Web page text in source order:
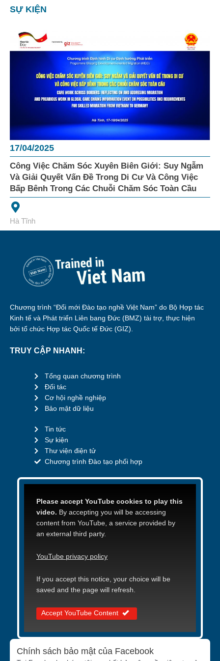
SỰ KIỆN
17/04/2025
Công Việc Chăm Sóc Xuyên Biên Giới: Suy Ngẫm
Và Giải Quyết Vấn Đề Trong Di Cư Và Công Việc
Bấp Bênh Trong Các Chuỗi Chăm Sóc Toàn Cầu
Hà Tĩnh
Chương trình “Đổi mới Đào tạo nghề Việt Nam” do Bộ Hợp tác
Kinh tế và Phát triển Liên bang Đức (BMZ) tài trợ, thực hiện
bởi tổ chức Hợp tác Quốc tế Đức (GIZ).
TRUY CẬP NHANH:
Tổng quan chương trình
Đối tác
Cơ hội nghề nghiệp
Bảo mật dữ liệu
Tin tức
Sự kiện
Thư viện điện tử
Chương trình Đào tạo phối hợp
Please accept YouTube cookies to play this
video. By accepting you will be accessing
content from YouTube, a service provided by
an external third party.
YouTube privacy policy
If you accept this notice, your choice will be
saved and the page will refresh.
Accept YouTube Content
Chính sách bảo mật của Facebook